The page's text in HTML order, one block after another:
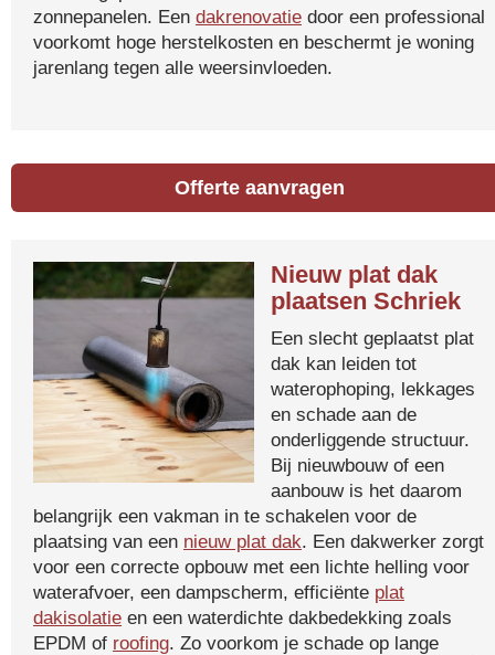
zonnepanelen. Een dakrenovatie door een professional
voorkomt hoge herstelkosten en beschermt je woning
jarenlang tegen alle weersinvloeden.
Offerte aanvragen
Nieuw plat dak
plaatsen Schriek
Een slecht geplaatst plat
dak kan leiden tot
waterophoping, lekkages
en schade aan de
onderliggende structuur.
Bij nieuwbouw of een
aanbouw is het daarom
belangrijk een vakman in te schakelen voor de
plaatsing van een nieuw plat dak. Een dakwerker zorgt
voor een correcte opbouw met een lichte helling voor
waterafvoer, een dampscherm, efficiënte plat
dakisolatie en een waterdichte dakbedekking zoals
EPDM of roofing. Zo voorkom je schade op lange